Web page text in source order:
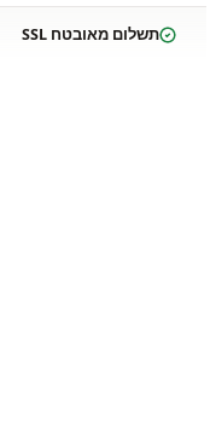
תשלום מאובטח SSL